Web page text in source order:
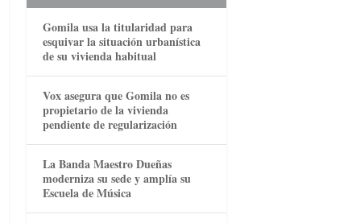
Gomila usa la titularidad para
esquivar la situación urbanística
de su vivienda habitual
Vox asegura que Gomila no es
propietario de la vivienda
pendiente de regularización
La Banda Maestro Dueñas
moderniza su sede y amplía su
Escuela de Música